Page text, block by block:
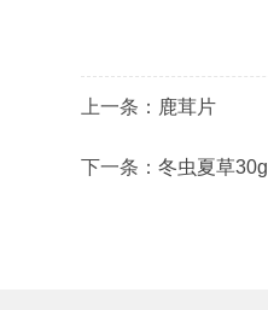
上一条： 鹿茸片
下一条：冬虫夏草30g